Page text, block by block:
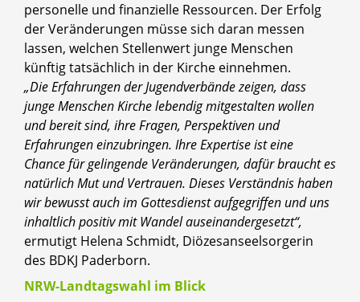
personelle und finanzielle Ressourcen. Der Erfolg
der Veränderungen müsse sich daran messen
lassen, welchen Stellenwert junge Menschen
künftig tatsächlich in der Kirche einnehmen.
„Die Erfahrungen der Jugendverbände zeigen, dass
junge Menschen Kirche lebendig mitgestalten wollen
und bereit sind, ihre Fragen, Perspektiven und
Erfahrungen einzubringen. Ihre Expertise ist eine
Chance für gelingende Veränderungen, dafür braucht es
natürlich Mut und Vertrauen. Dieses Verständnis haben
wir bewusst auch im Gottesdienst aufgegriffen und uns
inhaltlich positiv mit Wandel auseinandergesetzt“,
ermutigt Helena Schmidt, Diözesanseelsorgerin
des BDKJ Paderborn.
NRW-Landtagswahl im Blick